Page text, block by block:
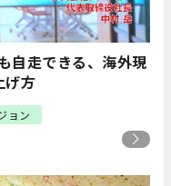
自走できる、海外現
げ方
ョン